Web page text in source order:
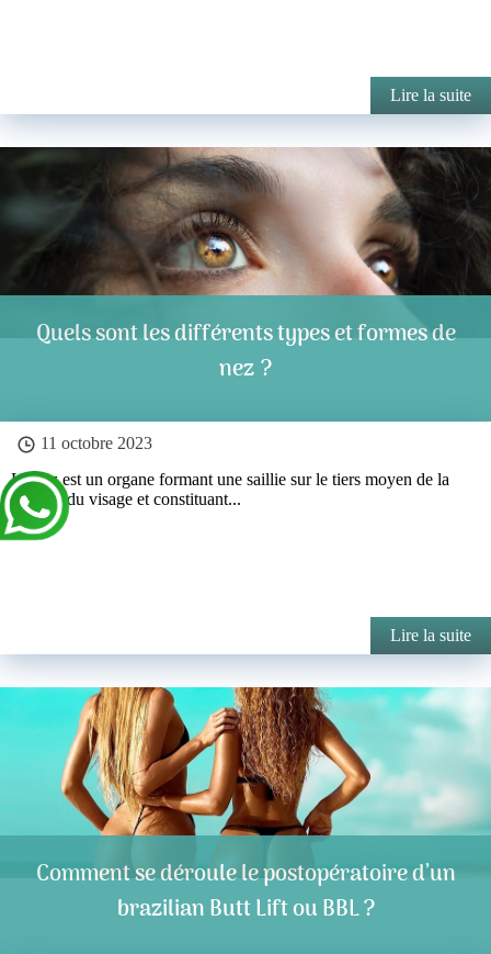
Lire la suite
11 octobre 2023
Quels sont les différents types et formes de
nez ?
Le nez est un organe formant une saillie sur le tiers moyen de la
hauteur du visage et constituant...
Lire la suite
Comment se déroule le postopératoire d’un
brazilian Butt Lift ou BBL ?